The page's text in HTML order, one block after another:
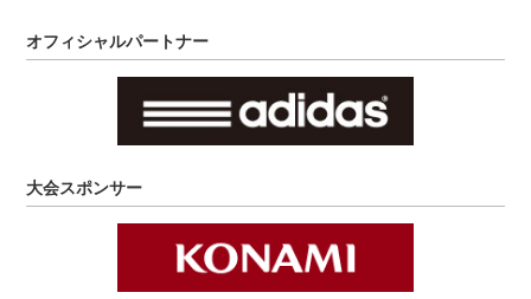
オフィシャルパートナー
大会スポンサー